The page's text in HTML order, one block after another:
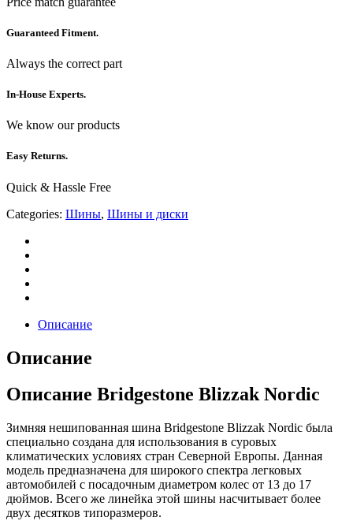
Guaranteed Fitment.
Always the correct part
In-House Experts.
We know our products
Easy Returns.
Quick & Hassle Free
Categories: Шины, Шины и диски
Описание
Описание
Описание Bridgestone Blizzak Nordic
Зимняя нешипованная шина Bridgestone Blizzak Nordic была
специально создана для использования в суровых
климатических условиях стран Северной Европы. Данная
модель предназначена для широкого спектра легковых
автомобилей с посадочным диаметром колес от 13 до 17
дюймов. Всего же линейка этой шины насчитывает более
двух десятков типоразмеров.